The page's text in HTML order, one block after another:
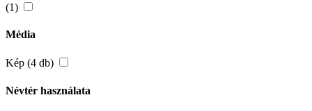
(1)
Média
Kép (4 db)
Névtér használata